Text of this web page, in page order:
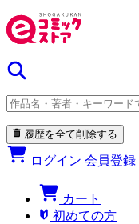
履歴を全て削除する
ログイン 会員登録
カート
初めての方